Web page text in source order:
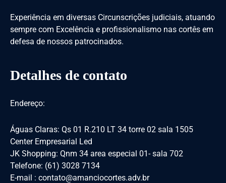
Experiência em diversas Circunscrições judiciais, atuando
sempre com Excelência e profissionalismo nas cortês em
defesa de nossos patrocinados.
Detalhes de contato
Endereço:
Águas Claras: Qs 01 R.210 LT 34 torre 02 sala 1505
Center Empresarial Led
JK Shopping: Qnm 34 area especial 01- sala 702
Telefone: (61) 3028 7134
E-mail : contato@amanciocortes.adv.br